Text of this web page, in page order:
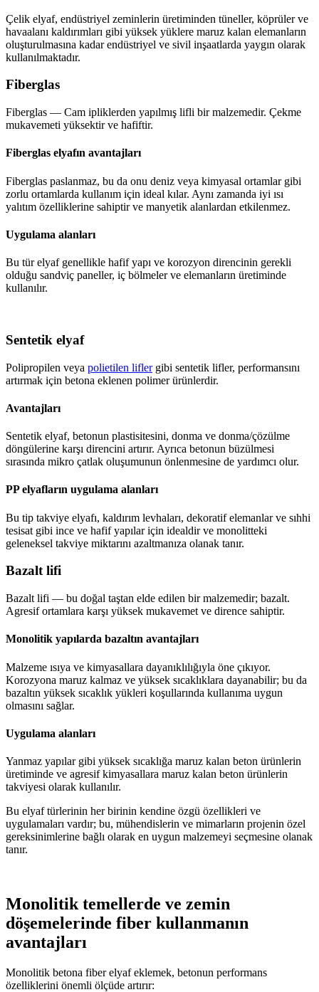
Çelik elyaf, endüstriyel zeminlerin üretiminden tüneller, köprüler ve
havaalanı kaldırımları gibi yüksek yüklere maruz kalan elemanların
oluşturulmasına kadar endüstriyel ve sivil inşaatlarda yaygın olarak
kullanılmaktadır.
Fiberglas
Fiberglas — Cam ipliklerden yapılmış lifli bir malzemedir. Çekme
mukavemeti yüksektir ve hafiftir.
Fiberglas elyafın avantajları
Fiberglas paslanmaz, bu da onu deniz veya kimyasal ortamlar gibi
zorlu ortamlarda kullanım için ideal kılar. Aynı zamanda iyi ısı
yalıtım özelliklerine sahiptir ve manyetik alanlardan etkilenmez.
Uygulama alanları
Bu tür elyaf genellikle hafif yapı ve korozyon direncinin gerekli
olduğu sandviç paneller, iç bölmeler ve elemanların üretiminde
kullanılır.
Sentetik elyaf
Polipropilen veya polietilen liflergibi sentetik lifler, performansını
artırmak için betona eklenen polimer ürünlerdir.
Avantajları
Sentetik elyaf, betonun plastisitesini, donma ve donma/çözülme
döngülerine karşı direncini artırır. Ayrıca betonun büzülmesi
sırasında mikro çatlak oluşumunun önlenmesine de yardımcı olur.
PP elyafların uygulama alanları
Bu tip takviye elyafı, kaldırım levhaları, dekoratif elemanlar ve sıhhi
tesisat gibi ince ve hafif yapılar için idealdir ve monolitteki
geleneksel takviye miktarını azaltmanıza olanak tanır.
Bazalt lifi
Bazalt lifi — bu doğal taştan elde edilen bir malzemedir; bazalt.
Agresif ortamlara karşı yüksek mukavemet ve dirence sahiptir.
Monolitik yapılarda bazaltın avantajları
Malzeme ısıya ve kimyasallara dayanıklılığıyla öne çıkıyor.
Korozyona maruz kalmaz ve yüksek sıcaklıklara dayanabilir; bu da
bazaltın yüksek sıcaklık yükleri koşullarında kullanıma uygun
olmasını sağlar.
Uygulama alanları
Yanmaz yapılar gibi yüksek sıcaklığa maruz kalan beton ürünlerin
üretiminde ve agresif kimyasallara maruz kalan beton ürünlerin
takviyesi olarak kullanılır.
Bu elyaf türlerinin her birinin kendine özgü özellikleri ve
uygulamaları vardır; bu, mühendislerin ve mimarların projenin özel
gereksinimlerine bağlı olarak en uygun malzemeyi seçmesine olanak
tanır.
Monolitik temellerde ve zemin
döşemelerinde fiber kullanmanın
avantajları
Monolitik betona fiber elyaf eklemek, betonun performans
özelliklerini önemli ölçüde artırır: